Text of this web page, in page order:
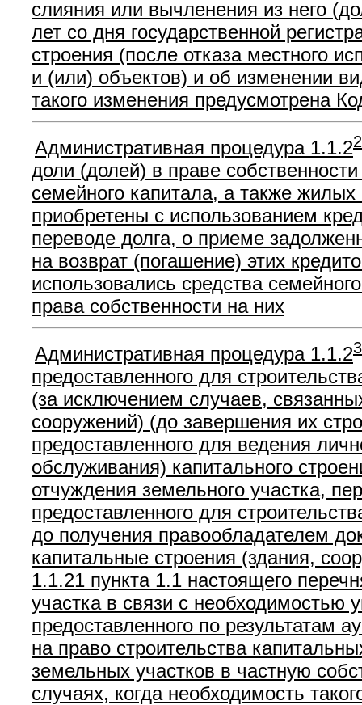
слияния или вычленения из него
лет со дня государственной
строения (после отказа местного
и (или) объектов) и об изменении
такого изменения предусмотрена
Административная процедура 1.1.22
доли (долей) в праве
семейного капитала, а также
приобретены с использованием
переводе долга, о приеме
на возврат (погашение) этих
использовались средства
права собственности на них
Административная процедура 1.1.23
предоставленного для
(за исключением случаев,
сооружений) (до завершения их
предоставленного для ведения
обслуживания) капитального
отчуждения земельного участка,
предоставленного для
до получения правообладателем
капитальные строения (здания,
1.1.21 пункта 1.1 настоящего
участка в связи с необходимостью
предоставленного по результатам
на право строительства
земельных участков в частную
случаях, когда необходимость